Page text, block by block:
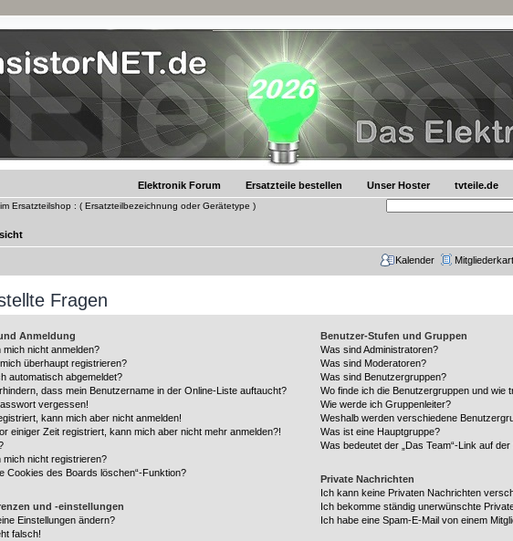
Elektronik Forum Ersatzteile bestellen Unser Hoster tvteile.de
Ersatzteilshop : ( Ersatzteilbezeichnung oder Gerätetype )
Kalender
Fragen
Anmeldung
nicht anmelden?
überhaupt registrieren?
automatisch abgemeldet?
dass mein Benutzername in der Online-Liste auftaucht?
vergessen!
kann mich aber nicht anmelden!
einiger Zeit registriert, kann mich aber nicht mehr anmelden?!
mich nicht registrieren?
Cookies des Boards löschen“-Funktion?
und -einstellungen
Einstellungen ändern?
falsch!
Benutzer-Stufen und Gruppen
Was sind Administratoren?
Was sind Moderatoren?
Was sind Benutzergruppen?
Wo finde ich die Benutzergruppen und wie
Wie werde ich Gruppenleiter?
Weshalb werden verschiedene
Was ist eine Hauptgruppe?
Was bedeutet der „Das Team“-Link auf
Private Nachrichten
Ich kann keine Privaten Nachrichten
Ich bekomme ständig unerwünschte
Ich habe eine Spam-E-Mail von einem